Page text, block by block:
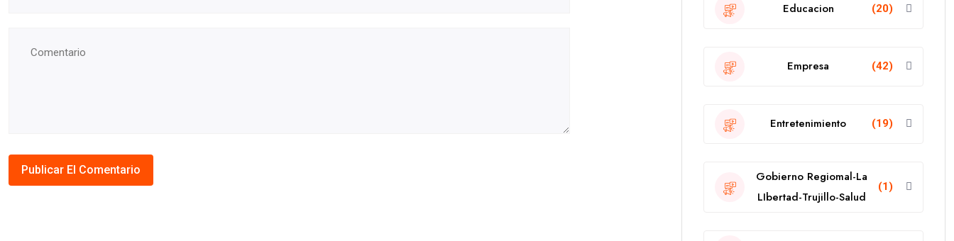
Educacion (20)
Empresa (42)
Entretenimiento (19)
Gobierno Regiomal-La
LIbertad-Trujillo-Salud
(1)